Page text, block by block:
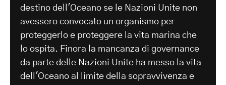
destino dell'Oceano se le Nazioni Unite non
avessero convocato un organismo per
proteggerlo e proteggere la vita marina che
lo ospita. Finora la mancanza di governance
da parte delle Nazioni Unite ha messo la vita
dell'Oceano al limite della sopravvivenza e